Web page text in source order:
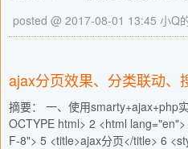
posted @ 2017-08-01 13:45 小Q
ajax分页效果、分类联动、
摘要： 一、使用smarty+ajax+php
OCTYPE html> 2 <html
F-8"> 5 <title>ajax分页</title> 6